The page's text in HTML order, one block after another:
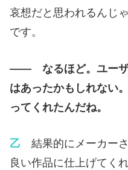
哀想だと思われるんじ
です。
—— なるほど。ユーザ
はあったかもしれない
ってくれたんだね。
乙 結果的にメーカー
良い作品に仕上げてく